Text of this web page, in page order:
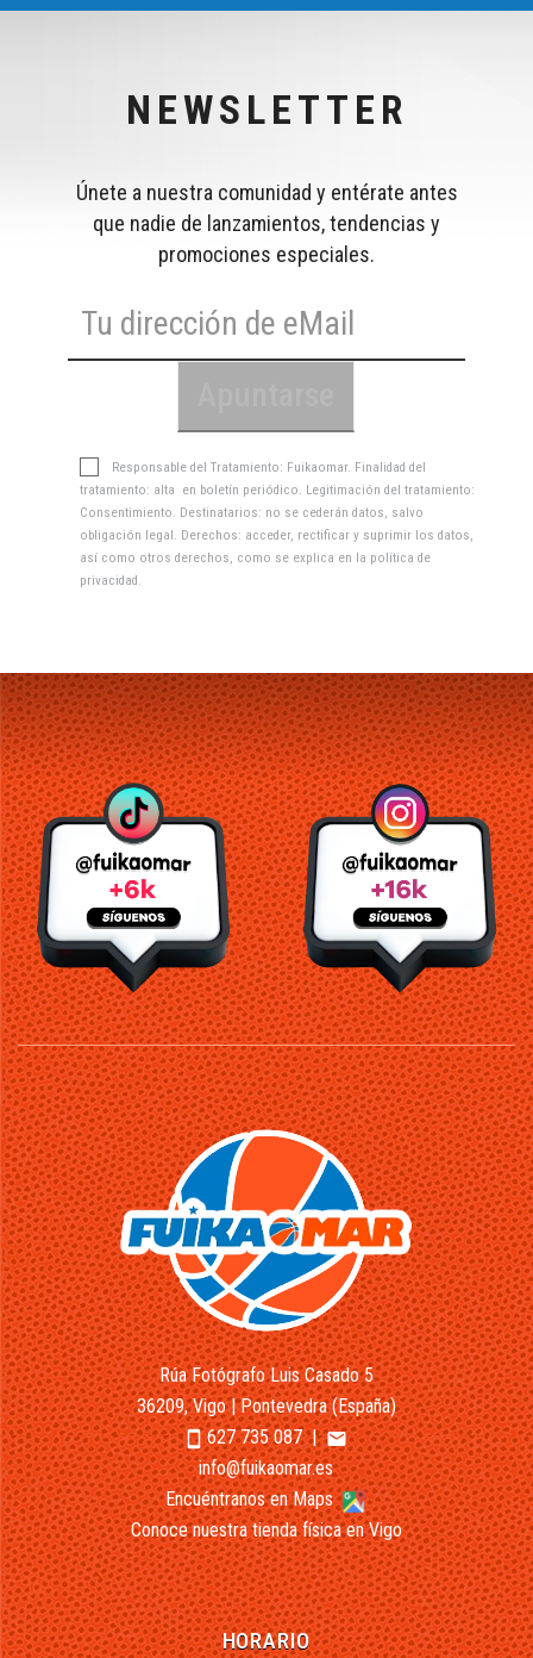
NEWSLETTER
Únete a nuestra comunidad y entérate antes
que nadie de lanzamientos, tendencias y
promociones especiales.
Responsable del Tratamiento: Fuikaomar. Finalidad del
tratamiento: alta en boletín periódico. Legitimación del tratamiento:
Consentimiento. Destinatarios: no se cederán datos, salvo
obligación legal. Derechos: acceder, rectificar y suprimir los datos,
así como otros derechos, como se explica en la política de
privacidad
Rúa Fotógrafo Luis Casado 5
36209, Vigo | Pontevedra (España)
smartphone627 735 087|email
info@fuikaomar.es
Encuéntranos en Maps
Conoce nuestra tienda física en Vigo
HORARIO